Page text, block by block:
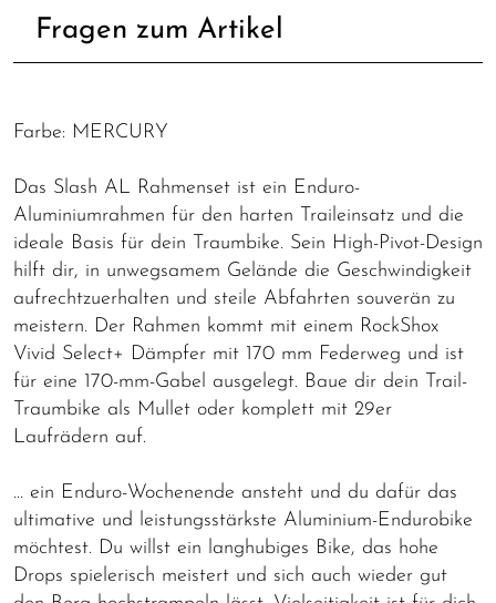
Fragen zum Artikel
Farbe: MERCURY
Das Slash AL Rahmenset ist ein Enduro-
Aluminiumrahmen für den harten Traileinsatz und die
ideale Basis für dein Traumbike. Sein High-Pivot-Design
hilft dir, in unwegsamem Gelände die Geschwindigkeit
aufrechtzuerhalten und steile Abfahrten souverän zu
meistern. Der Rahmen kommt mit einem RockShox
Vivid Select+ Dämpfer mit 170 mm Federweg und ist
für eine 170-mm-Gabel ausgelegt. Baue dir dein Trail-
Traumbike als Mullet oder komplett mit 29er
Laufrädern auf.
… ein Enduro-Wochenende ansteht und du dafür das
ultimative und leistungsstärkste Aluminium-Endurobike
möchtest. Du willst ein langhubiges Bike, das hohe
Drops spielerisch meistert und sich auch wieder gut